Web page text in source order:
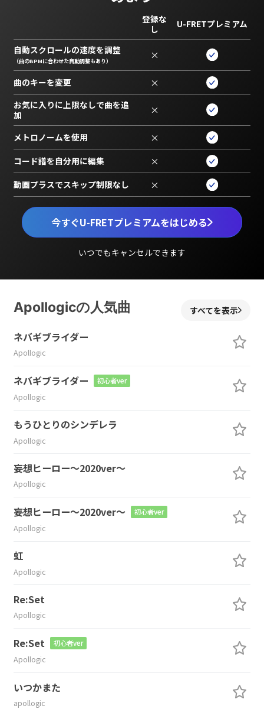
今すぐU-FRETプレミアムをはじめる
いつでもキャンセルできます
登録な
し
U-FRETプレミアム
自動スクロールの速度を調整
（曲のBPMに合わせた自動調整もあり） ×
曲のキーを変更 ×
お気に入りに上限なしで曲を追
加
×
メトロノームを使用 ×
コード譜を自分用に編集 ×
動画プラスでスキップ制限なし ×
Apollogicの人気曲 すべてを表示
ネバギブライダー
Apollogic
ネバギブライダー 初心者ver
Apollogic
もうひとりのシンデレラ
Apollogic
妄想ヒーロー～2020ver～
Apollogic
妄想ヒーロー～2020ver～ 初心者ver
Apollogic
虹
Apollogic
Re:Set
Apollogic
Re:Set 初心者ver
Apollogic
いつかまた
apollogic